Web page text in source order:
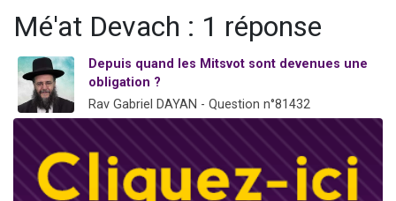
Il reste 49 places pour étudier en groupe sur Zoom
5 personnes viennent de faire un don pour Reloger Rivka, 6 enfants, victime de violences...
Mé'at Devach : 1 réponse
Depuis quand les Mitsvot sont devenues une
obligation ?
Rav Gabriel DAYAN - Question n°81432